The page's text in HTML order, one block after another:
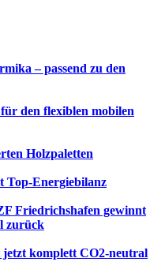
– passend zu den
den flexiblen mobilen
Holzpaletten
Top-Energiebilanz
Friedrichshafen gewinnt
zurück
komplett CO2-neutral